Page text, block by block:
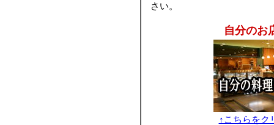
さい。
自分のお
↑こちらをク